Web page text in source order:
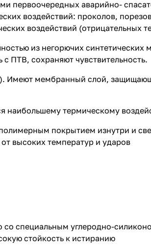
первоочередных аварийно-
воздействий: проколов,
воздействий (отрицательных
из негорючих
ПТВ, сохраняют чувствительность.
Имеют мембранный слой,
наибольшему термическому
покрытием изнутри и
высоких температур и ударов
специальным углеродно-
стойкость к истиранию